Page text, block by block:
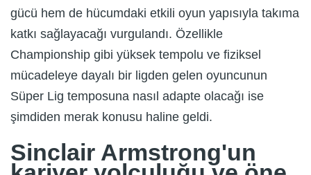
gücü hem de hücumdaki etkili oyun yapısıyla takıma
katkı sağlayacağı vurgulandı. Özellikle
Championship gibi yüksek tempolu ve fiziksel
mücadeleye dayalı bir ligden gelen oyuncunun
Süper Lig temposuna nasıl adapte olacağı ise
şimdiden merak konusu haline geldi.
Sinclair Armstrong'un